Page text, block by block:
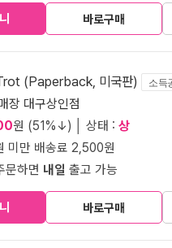
바로구매
(Paperback, 미국판) 소득
장 대구상인점
원 (51%↓) │ 상태 : 상
미만 배송료 2,500원
문하면 내일 출고 가능
바로구매